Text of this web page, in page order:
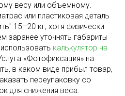
весу или объемному.
или пластиковая деталь
15–20 кг, хотя физически
заранее уточнять габариты
калькулятор на
«Фотофиксация» на
в каком виде прибыл товар,
переупаковку со
для снижения веса.